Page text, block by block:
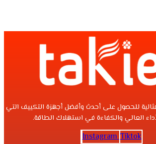
للحصول على أحدث وأفضل أجهزة التكييف التي
العالي والكفاءة في استهلاك الطاقة.
Instagram Tiktok